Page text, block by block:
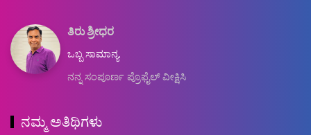
ತಿರು ಶ್ರೀಧರ
ಒಬ್ಬ ಸಾಮಾನ್ಯ.
ನನ್ನ ಸಂಪೂರ್ಣ ಪ್ರೊಫೈಲ್ ವೀಕ್ಷಿಸಿ
ನಮ್ಮ ಅತಿಥಿಗಳು